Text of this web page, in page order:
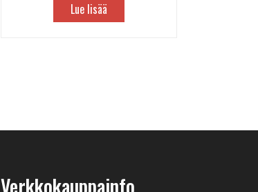
Lue lisää
Verkkokauppainfo